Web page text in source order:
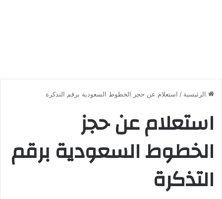
الرئيسية / استعلام عن حجز الخطوط السعودية برقم التذكرة
استعلام عن حجز
الخطوط السعودية برقم
التذكرة